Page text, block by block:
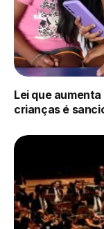
Lei que
crianças é